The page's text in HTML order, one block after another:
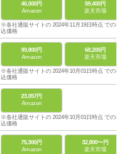
46,000円
Amazon
59,400円
楽天市場
※各社通販サイトの 2024年11月19日時点 での税
込価格
99,800円
Amazon
68,200円
楽天市場
※各社通販サイトの 2024年10月01日時点 での税
込価格
23,057円
Amazon
※各社通販サイトの 2024年10月01日時点 での税
込価格
75,300円
Amazon
32,800〜円
楽天市場